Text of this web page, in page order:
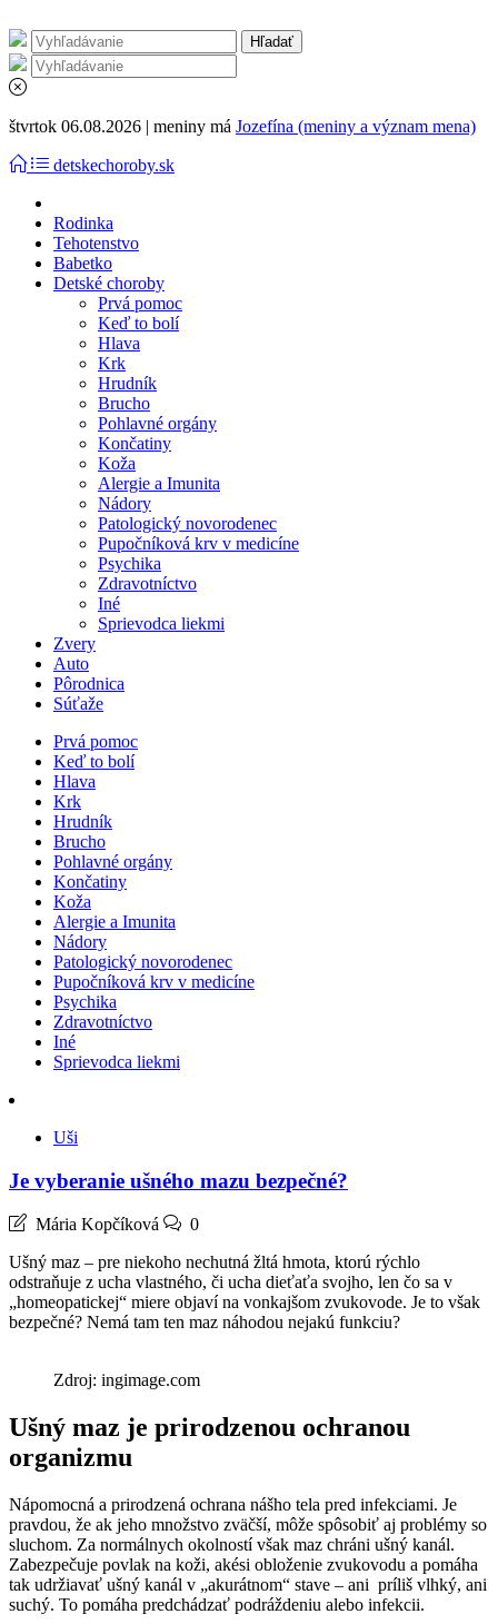
štvrtok 06.08.2026 | meniny má Jozefína (meniny a význam mena)
detskechoroby.sk
Rodinka
Tehotenstvo
Babetko
Detské choroby
Prvá pomoc
Keď to bolí
Hlava
Krk
Hrudník
Brucho
Pohlavné orgány
Končatiny
Koža
Alergie a Imunita
Nádory
Patologický novorodenec
Pupočníková krv v medicíne
Psychika
Zdravotníctvo
Iné
Sprievodca liekmi
Zvery
Auto
Pôrodnica
Súťaže
Prvá pomoc
Keď to bolí
Hlava
Krk
Hrudník
Brucho
Pohlavné orgány
Končatiny
Koža
Alergie a Imunita
Nádory
Patologický novorodenec
Pupočníková krv v medicíne
Psychika
Zdravotníctvo
Iné
Sprievodca liekmi
Uši
Je vyberanie ušného mazu bezpečné?
Mária Kopčíková
0
Ušný maz – pre niekoho nechutná žltá hmota, ktorú rýchlo
odstraňuje z ucha vlastného, či ucha dieťaťa svojho, len čo sa v
„homeopatickej“ miere objaví na vonkajšom zvukovode. Je to však
bezpečné? Nemá tam ten maz náhodou nejakú funkciu?
Zdroj: ingimage.com
Ušný maz je prirodzenou ochranou
organizmu
Nápomocná a prirodzená ochrana nášho tela pred infekciami. Je
pravdou, že ak jeho množstvo zväčší, môže spôsobiť aj problémy so
sluchom. Za normálnych okolností však maz chráni ušný kanál.
Zabezpečuje povlak na koži, akési obloženie zvukovodu a pomáha
tak udržiavať ušný kanál v „akurátnom“ stave – ani príliš vlhký, ani
suchý. To pomáha predchádzať podráždeniu alebo infekcii.